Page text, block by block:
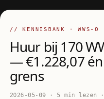
// KENNISBANK · WWS-O
Huur bij 170
— €1.228,07
grens
2026-05-09 · 5 min lezen